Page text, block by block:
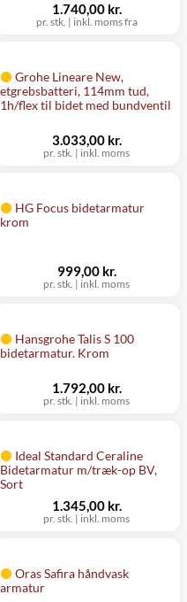
pr. stk. | inkl. moms fra
1.740,00 kr.
Grohe Lineare New,
etgrebsbatteri, 114mm tud,
1h/flex til bidet med bundventil
pr. stk. | inkl. moms
3.033,00 kr.
HG Focus bidetarmatur
krom
pr. stk. | inkl. moms
999,00 kr.
Hansgrohe Talis S 100
bidetarmatur. Krom
pr. stk. | inkl. moms
1.792,00 kr.
Ideal Standard Ceraline
Bidetarmatur m/træk-op BV,
Sort
pr. stk. | inkl. moms
1.345,00 kr.
Oras Safira håndvask
armatur